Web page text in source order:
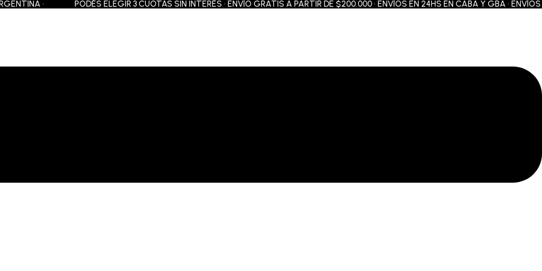
• PODÉS ELEGIR 3 CUOTAS SIN INTERÉS • ENVÍO GRATIS A PARTIR DE $200.000 • ENVÍOS EN 24HS EN CABA Y GBA • ENVÍOS A